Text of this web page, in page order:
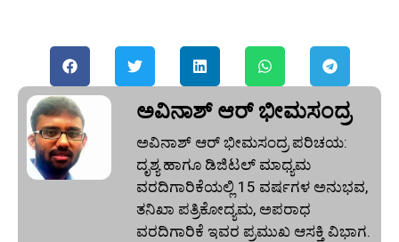
ಅವಿನಾಶ್‌ ಆರ್‌ ಭೀಮಸಂದ್ರ
ಅವಿನಾಶ್‌ ಆರ್‌ ಭೀಮಸಂದ್ರ ಪರಿಚಯ:
ದೃಶ್ಯ ಹಾಗೂ ಡಿಜಿಟಲ್ ಮಾಧ್ಯಮ
ವರದಿಗಾರಿಕೆಯಲ್ಲಿ 15 ವರ್ಷಗಳ ಅನುಭವ,
ತನಿಖಾ ಪತ್ರಿಕೋದ್ಯಮ, ಅಪರಾಧ
ವರದಿಗಾರಿಕೆ ಇವರ ಪ್ರಮುಖ ಆಸಕ್ತಿ ವಿಭಾಗ.